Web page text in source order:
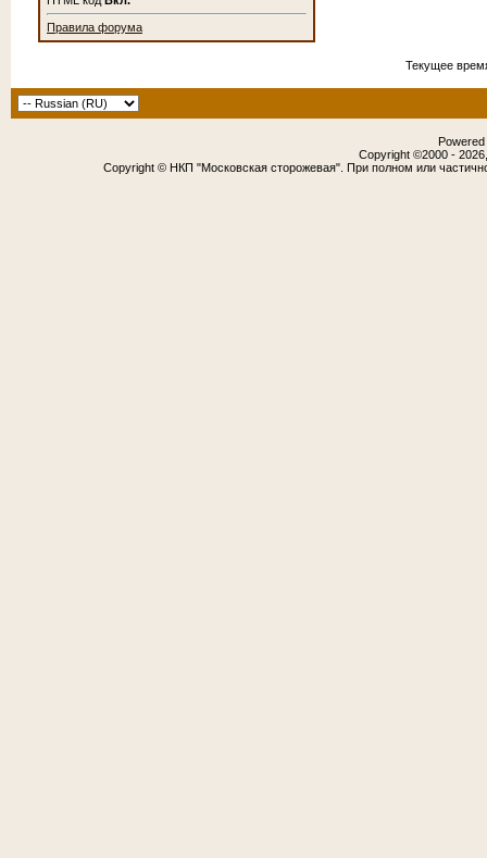
Правила форума
Текущее
Copyright ©2000 -
Copyright © НКП "Московская сторожевая". При полном или